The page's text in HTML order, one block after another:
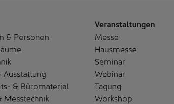
& Personen
Ausstattung
& Büromaterial
Veranstaltungen
Messe
Hausmesse
Seminar
Webinar
Tagung
Workshop